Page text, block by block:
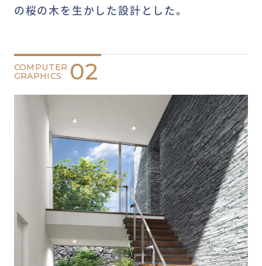
の桜の木を生かした設計とした。
COMPUTER
GRAPHICS
02